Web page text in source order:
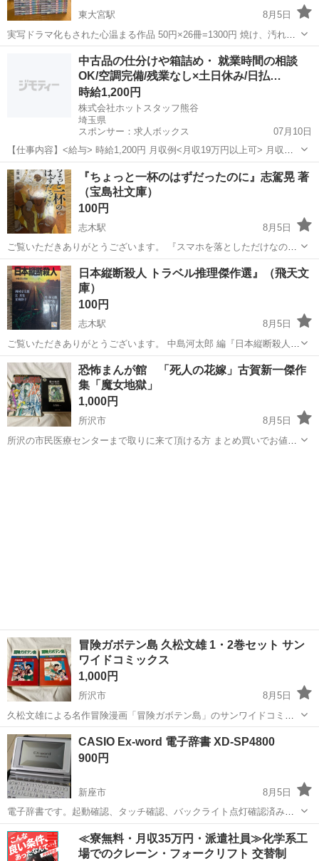
東大宮駅
8月5日
実写ドラマ化もされた心温まる作品 50円×26冊=1300円 焼け、汚れあ
ります、ご了承ください
さいたま市 東大宮駅 マンガ、コミック、アニメ
中古品の仕分けや箱詰め・ 就業時間の相談
OK/空調完備/残業なし×土日休み/日払…
時給1,200円
株式会社ホットスタッフ熊谷
埼玉県
スポンサー：求人ボックス
07月10日
【仕事内容】<給与> 時給1,200円 月収例<月収19万円以上可> 月収例:
時給×7.5h×22日=198,000円 1日の実働が8時間を超えた場合:1,500円
給料日:毎月末日 スグにお金がほしい方は!! <日払い/即払い/...
アルバイト・パート / 派遣社員
『ちょっと一杯のはずだったのに』志駕晃 著
（宝島社文庫）
100円
志木駅
8月5日
ご覧いただきありがとうございます。 『スマホを落としただけなの
に』の著者・志駕晃 氏によるミステリー小説『ちょっと一杯のはずだ
ったのに』（宝島社文庫）です。 秋葉原FMの人気パーソナリティが
殺された。最後に会ったのは恋人...
埼玉 志木市 志木駅 本/CD/DVD 場所
日本縦断殺人 トラベル推理傑作選』（飛天文
庫）
100円
志木駅
8月5日
ご覧いただきありがとうございます。 中島河太郎 編『日本縦断殺人
トラベル推理傑作選』（飛天文庫）です。 西村京太郎、辻真先、夏樹
静子、梓林太郎、鮎川哲也など、日本を代表する人気推理作家陣によ
るトラベル・ミステリー傑作選...
埼玉 志木市 志木駅 本/CD/DVD 文庫
恐怖まんが館 「死人の花嫁」古賀新一傑作
集「魔女地獄」
1,000円
所沢市
8月5日
所沢の市民医療センターまで取りに来て頂ける方 まとめ買いでお値引
冒険ガボテン島 久松文雄 1・2巻セット サン
ワイドコミックス
1,000円
所沢市
8月5日
久松文雄による名作冒険漫画「冒険ガボテン島」のサンワイドコミッ
クス版、第1巻と第2巻の2冊セットです。 - 著者: 久松文雄 - タイトル:
冒険ガボテン島 - レーベル: サンワイドコミックス - 冊数: 2冊...
埼玉 所沢市 マンガ、コミック、アニメ
CASIO Ex-word 電子辞書 XD-SP4800
900円
新座市
8月5日
電子辞書です。起動確認、タッチ確認、バックライト点灯確認済み。
使用頻度は少ないですが古い機種です。 タッチペンが付属します。
電池はご自身でご用意ください（単４電池２本） 何かご不明な点があ
ればお気軽にご質問ください。
埼玉 新座市 語学、辞書
≪寮無料・月収35万円・派遣社員≫化学系工
場でのクレーン・フォークリフト 交替制